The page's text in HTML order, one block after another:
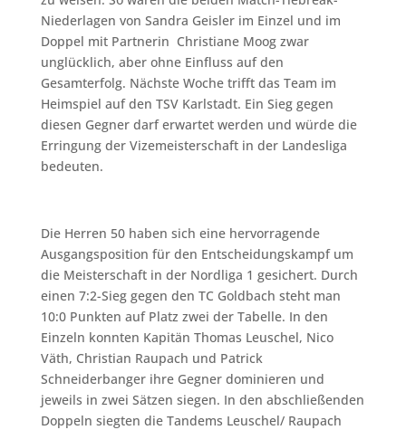
Niederlagen von Sandra Geisler im Einzel und im
Doppel mit Partnerin Christiane Moog zwar
unglücklich, aber ohne Einfluss auf den
Gesamterfolg. Nächste Woche trifft das Team im
Heimspiel auf den TSV Karlstadt. Ein Sieg gegen
diesen Gegner darf erwartet werden und würde die
Erringung der Vizemeisterschaft in der Landesliga
bedeuten.
Die Herren 50 haben sich eine hervorragende
Ausgangsposition für den Entscheidungskampf um
die Meisterschaft in der Nordliga 1 gesichert. Durch
einen 7:2-Sieg gegen den TC Goldbach steht man
10:0 Punkten auf Platz zwei der Tabelle. In den
Einzeln konnten Kapitän Thomas Leuschel, Nico
Väth, Christian Raupach und Patrick
Schneiderbanger ihre Gegner dominieren und
jeweils in zwei Sätzen siegen. In den abschließenden
Doppeln siegten die Tandems Leuschel/ Raupach